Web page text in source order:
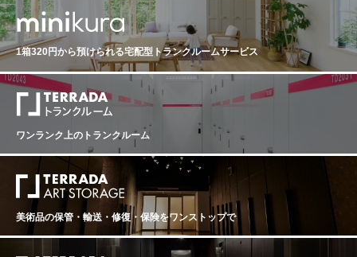
1箱320円から預けられる宅配型トランクルームサービス
ワンランク上のトランクルーム
美術品の保管・輸送・修復・保険をワンストップで